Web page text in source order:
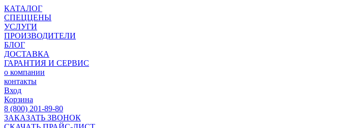
КАТАЛОГ
СПЕЦЦЕНЫ
УСЛУГИ
ПРОИЗВОДИТЕЛИ
БЛОГ
ДОСТАВКА
ГАРАНТИЯ И СЕРВИС
о компании
контакты
Вход
Корзина
8 (800) 201-89-80
ЗАКАЗАТЬ ЗВОНОК